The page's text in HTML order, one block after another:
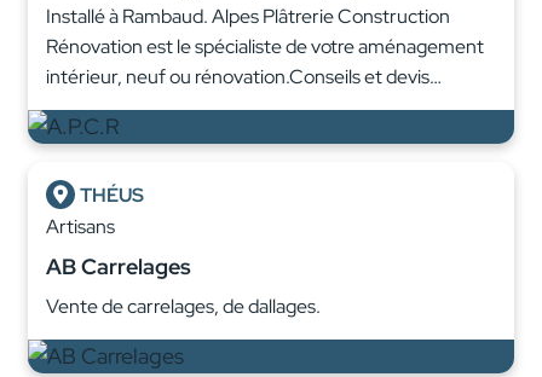
Installé à Rambaud. Alpes Plâtrerie Construction
Rénovation est le spécialiste de votre aménagement
intérieur, neuf ou rénovation.Conseils et devis…
THÉUS
Artisans
AB Carrelages
Vente de carrelages, de dallages.